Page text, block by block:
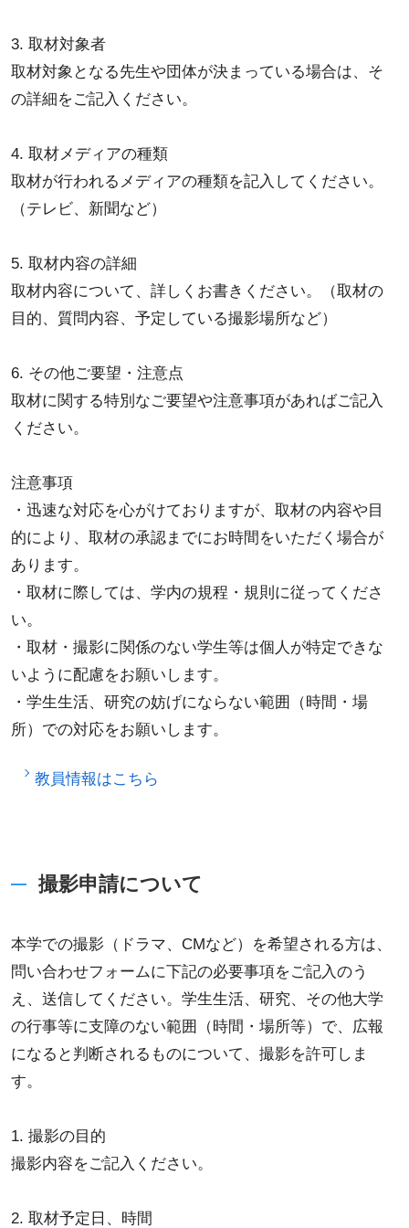
3. 取材対象者
取材対象となる先生や団体が決まっている場合は、そ
の詳細をご記入ください。
4. 取材メディアの種類
取材が行われるメディアの種類を記入してください。
（テレビ、新聞など）
5. 取材内容の詳細
取材内容について、詳しくお書きください。（取材の
目的、質問内容、予定している撮影場所など）
6. その他ご要望・注意点
取材に関する特別なご要望や注意事項があればご記入
ください。
注意事項
・迅速な対応を心がけておりますが、取材の内容や目
的により、取材の承認までにお時間をいただく場合が
あります。
・取材に際しては、学内の規程・規則に従ってくださ
い。
・取材・撮影に関係のない学生等は個人が特定できな
いように配慮をお願いします。
・学生生活、研究の妨げにならない範囲（時間・場
所）での対応をお願いします。
教員情報はこちら
撮影申請について
本学での撮影（ドラマ、CMなど）を希望される方は、
問い合わせフォームに下記の必要事項をご記入のう
え、送信してください。学生生活、研究、その他大学
の行事等に支障のない範囲（時間・場所等）で、広報
になると判断されるものについて、撮影を許可しま
す。
1. 撮影の目的
撮影内容をご記入ください。
2. 取材予定日、時間